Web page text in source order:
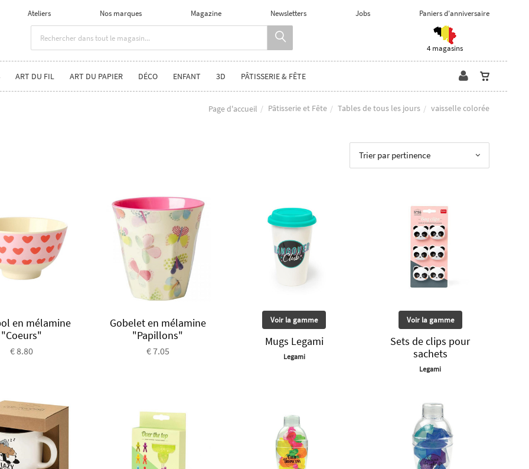
Ateliers Nos marques Magazine Newsletters Jobs Paniers d'anniversaire
4 magasins
ART DU FIL ART DU PAPIER DÉCO ENFANT 3D PÂTISSERIE & FÊTE
Page d'accueil Pâtisserie et Fête Tables de tous les jours vaisselle colorée
Trier par pertinence
en mélamine
"Coeurs"
€ 8.80
Gobelet en mélamine
"Papillons"
€ 7.05
Voir la gamme
Mugs Legami
Legami
Voir la gamme
Sets de clips pour
sachets
Legami